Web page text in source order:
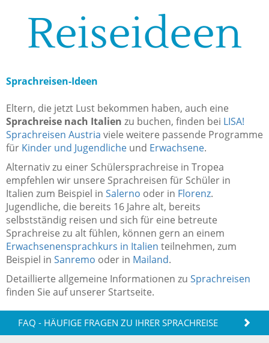
Reiseideen
Sprachreisen-Ideen
Eltern, die jetzt Lust bekommen haben, auch eine
Sprachreise nach Italien zu buchen, finden bei LISA!
Sprachreisen Austria viele weitere passende Programme
für Kinder und Jugendliche und Erwachsene.
Alternativ zu einer Schülersprachreise in Tropea
empfehlen wir unsere Sprachreisen für Schüler in
Italien zum Beispiel in Salerno oder in Florenz.
Jugendliche, die bereits 16 Jahre alt, bereits
selbstständig reisen und sich für eine betreute
Sprachreise zu alt fühlen, können gern an einem
Erwachsenensprachkurs in Italien teilnehmen, zum
Beispiel in Sanremo oder in Mailand.
Detaillierte allgemeine Informationen zu Sprachreisen
finden Sie auf unserer Startseite.
FAQ - HÄUFIGE FRAGEN ZU IHRER SPRACHREISE